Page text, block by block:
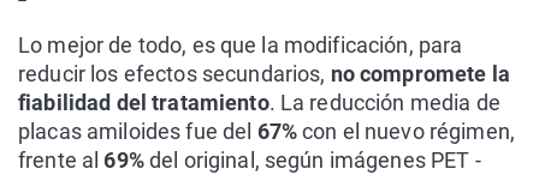
Lo mejor de todo, es que la modificación, para
reducir los efectos secundarios, no compromete la
fiabilidad del tratamiento. La reducción media de
placas amiloides fue del 67%con el nuevo régimen,
frente al69%del original, según imágenes PET -